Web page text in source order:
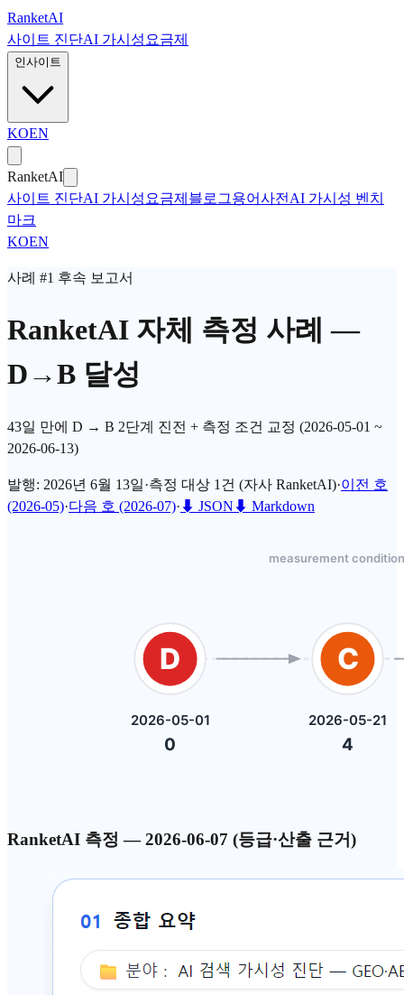
본문으로 건너뛰기
RanketAI
사이트 진단AI 가시성 요금제
인사이트
KOEN
RanketAI
사이트 진단AI 가시성 요금제 블로그용어사전 AI 가시성 벤치
마크
KOEN
사례 #1 후속 보고서
RanketAI 자체 측정 사례 —
D→B 달성
43일 만에 D → B 2단계 진전 + 측정 조건 교정 (2026-05-01 ~
2026-06-13)
발행: 2026년 6월 13일·측정 대상 1건 (자사 RanketAI)·이전 호
(2026-05)·다음 호 (2026-07)·⬇ JSON⬇ Markdown
RanketAI 측정 — 2026-06-07 (등급·산출 근거)